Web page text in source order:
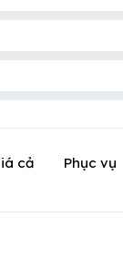
cả Phục vụ